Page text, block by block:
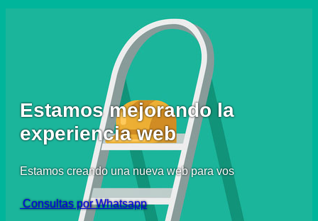
Estamos mejorando la
experiencia web
Estamos creando una nueva web para vos
Consultas por Whatsapp